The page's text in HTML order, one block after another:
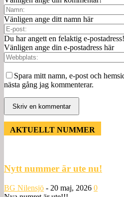
Vänligen ange ditt namn här
Du har angett en felaktig e-postadress!
Vänligen ange din e-postadress här
Spara mitt namn, e-post och
nästa gång jag kommenterar.
AKTUELLT NUMMER
Nytt nummer är ute nu!
BG Nilensjö - 20 maj, 2026 0